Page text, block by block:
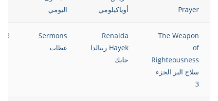
Prayer
أوياكيلومي
اليومي
The Weapon
of
Righteousness
سلاح البر الجزء
3
Renalda
Hayek رينالدا
حايك
Sermons
عظات